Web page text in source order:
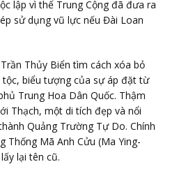
lập vì thế Trung Cộng đã đưa ra
sử dụng vũ lực nếu Đài Loan
Thủy Biển tìm cách xóa bỏ
biểu tượng của sự áp đặt từ
Trung Hoa Dân Quốc. Thậm
Thạch, một di tích đẹp và nổi
Quảng Trường Tự Do. Chính
Thống Mã Anh Cửu (Ma Ying-
lại tên cũ.